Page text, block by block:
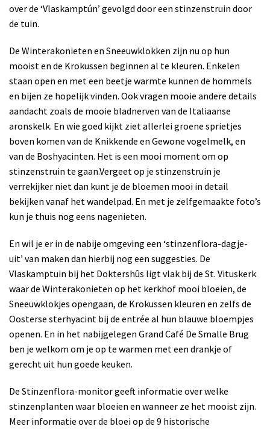
over de ‘Vlaskamptún’ gevolgd door een stinzenstruin door
de tuin.
De Winterakonieten en Sneeuwklokken zijn nu op hun
mooist en de Krokussen beginnen al te kleuren. Enkelen
staan open en met een beetje warmte kunnen de hommels
en bijen ze hopelijk vinden. Ook vragen mooie andere details
aandacht zoals de mooie bladnerven van de Italiaanse
aronskelk. En wie goed kijkt ziet allerlei groene sprietjes
boven komen van de Knikkende en Gewone vogelmelk, en
van de Boshyacinten. Het is een mooi moment om op
stinzenstruin te gaan.Vergeet op je stinzenstruin je
verrekijker niet dan kunt je de bloemen mooi in detail
bekijken vanaf het wandelpad. En met je zelfgemaakte foto’s
kun je thuis nog eens nagenieten.
En wil je er in de nabije omgeving een ‘stinzenflora-dagje-
uit’ van maken dan hierbij nog een suggesties. De
Vlaskamptuin bij het Doktershûs ligt vlak bij de St. Vituskerk
waar de Winterakonieten op het kerkhof mooi bloeien, de
Sneeuwklokjes opengaan, de Krokussen kleuren en zelfs de
Oosterse sterhyacint bij de entrée al hun blauwe bloempjes
openen. En in het nabijgelegen Grand Café De Smalle Brug
ben je welkom om je op te warmen met een drankje of
gerecht uit hun goede keuken.
De Stinzenflora-monitor geeft informatie over welke
stinzenplanten waar bloeien en wanneer ze het mooist zijn.
Meer informatie over de bloei op de 9 historische